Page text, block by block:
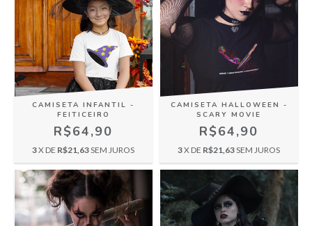
CAMISETA INFANTIL -
FEITICEIRO
R$64,90
3X DE R$21,63SEM JUROS
CAMISETA HALLOWEEN -
SCARY MOVIE
R$64,90
3X DE R$21,63SEM JUROS